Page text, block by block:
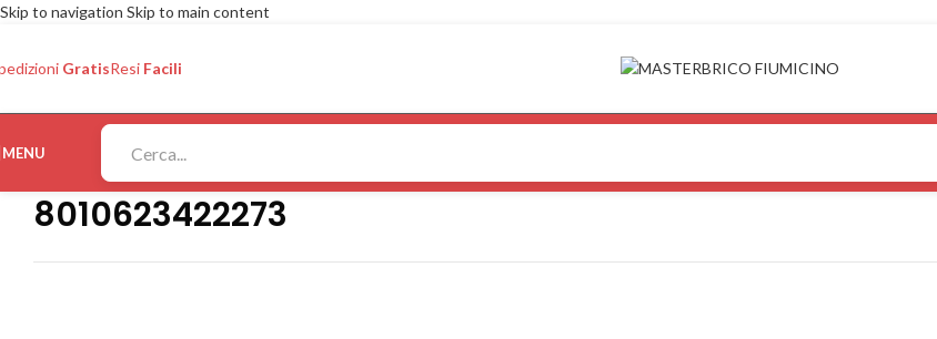
Skip to navigation Skip to main content
GratisResi Facili
MENU
8010623422273